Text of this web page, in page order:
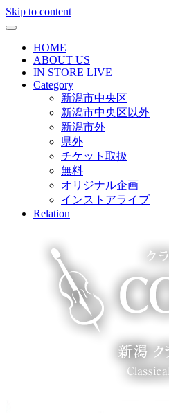
Skip to content
HOME
ABOUT US
IN STORE LIVE
Category
新潟市中央区
新潟市中央区以外
新潟市外
県外
チケット取扱
無料
オリジナル企画
インストアライブ
Relation